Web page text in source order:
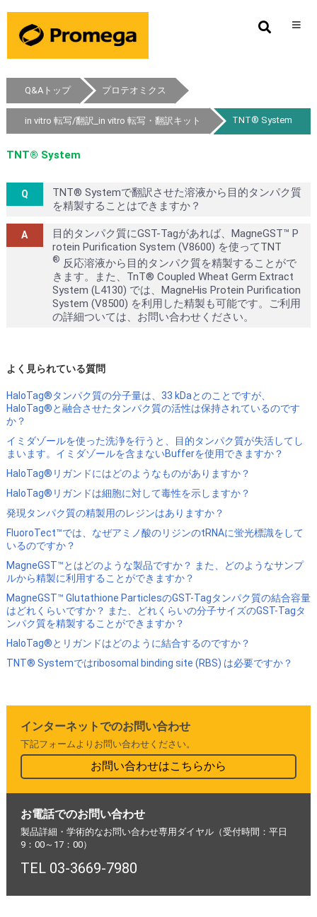
Q&Aトップ プロテオミクス
in vitro 転写/翻訳_in vitro 転写・翻訳キット TNT® System
TNT® System
TNT® Systemで翻訳させた溶液から目的タンパク質
を精製することはできますか？
目的タンパク質にGST-Tagがあれば、MagneGST™ P
rotein Purification System (V8600) を使ってTNT
® 反応溶液から目的タンパク質を精製することがで
きます。また、TnT® Coupled Wheat Germ Extract
System (L4130) では、MagneHis Protein Purification
System (V8500) を利用した精製も可能です。ご利用
の詳細ついては、お問い合わせください。
よく見られている質問
HaloTag®タンパク質の分子量は、33 kDaとのことですが、
HaloTag®と融合させたタンパク質の活性は保持されているのです
か？
イミダゾールを使った洗浄を行うと、目的タンパク質が失活してし
まいます。イミダゾールを含まないBufferを使用できますか？
HaloTag®リガンドにはどのようなものがありますか？
HaloTag®リガンドは細胞に対して毒性を示しますか？
発現タンパク質の精製用のレジンはありますか？
FluoroTect™では、なぜアミノ酸のリジンのtRNAに蛍光標識をして
いるのですか？
MagneGST™とはどのような製品ですか？ また、どのようなサンプ
ルから精製に利用することができますか？
MagneGST™ Glutathione ParticlesのGST-Tagタンパク質の結合容量
はどれくらいですか？ また、どれくらいの分子サイズのGST-Tagタ
ンパク質を精製することができますか？
HaloTag®とリガンドはどのように結合するのですか？
TNT® Systemではribosomal binding site (RBS) は必要ですか？
インターネットでのお問い合わせ
下記フォームよりお問い合わせください。
お問い合わせはこちらから
お電話でのお問い合わせ
製品詳細・学術的なお問い合わせ専用ダイヤル（受付時間：平日
9：00～17：00）
TEL 03-3669-7980